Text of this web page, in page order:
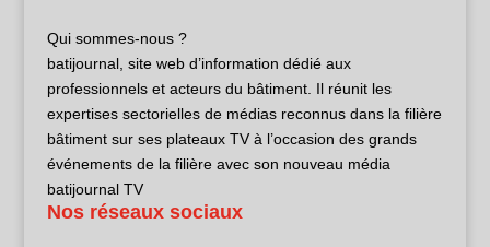
Qui sommes-nous ?
batijournal, site web d’information dédié aux
professionnels et acteurs du bâtiment. Il réunit les
expertises sectorielles de médias reconnus dans la filière
bâtiment sur ses plateaux TV à l’occasion des grands
événements de la filière avec son nouveau média
batijournal TV
Nos réseaux sociaux